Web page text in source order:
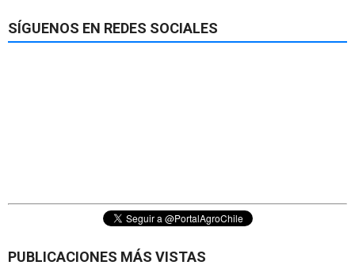
SÍGUENOS EN REDES SOCIALES
PUBLICACIONES MÁS VISTAS